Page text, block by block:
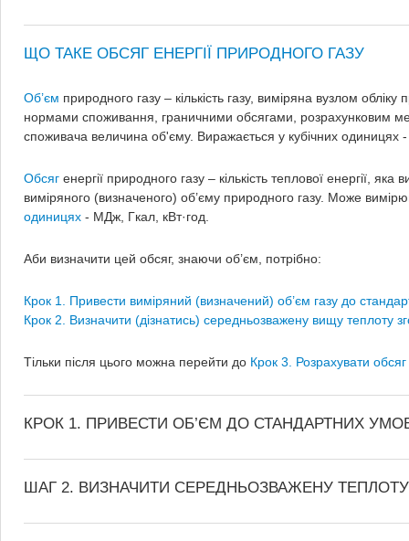
ЩО ТАКЕ ОБСЯГ ЕНЕРГІЇ ПРИРОДНОГО ГАЗУ
Об’єм природного газу – кількість газу, виміряна вузлом
нормами споживання, граничними обсягами, розрахунковим
споживача величина об'єму. Виражається у кубічних одиницях
Обсяг енергії природного газу – кількість теплової енергії, яка
виміряного (визначеного) об’єму природного газу. Може
одиницях - МДж, Гкал, кВт·год.
Аби визначити цей обсяг, знаючи об’єм, потрібно:
Крок 1. Привести виміряний (визначений) об’єм газу до
Крок 2. Визначити (дізнатись) середньозважену вищу теплоту
Тільки після цього можна перейти до Крок 3. Розрахувати обсяг
КРОК 1. ПРИВЕСТИ ОБ’ЄМ ДО СТАНДАРТНИХ
ШАГ 2. ВИЗНАЧИТИ СЕРЕДНЬОЗВАЖЕНУ